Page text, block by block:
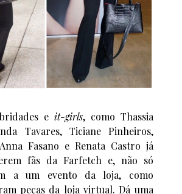
e it-girls, como Thassia
Tavares, Ticiane Pinheiros,
Fasano e Renata Castro já
fãs da Farfetch e, não só
a um evento da loja, como
peças da loja virtual. Dá uma